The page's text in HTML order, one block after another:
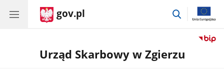
gov.pl
przejdź
Urząd Skarbowy w Zgierzu